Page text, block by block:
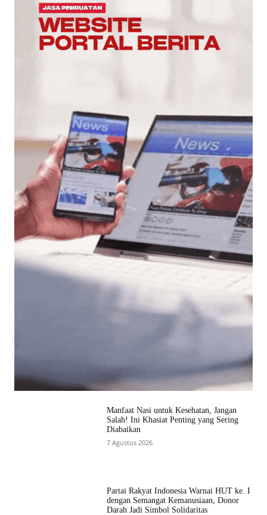
Manfaat Nasi untuk Kesehatan, Jangan
Salah! Ini Khasiat Penting yang Sering
Diabaikan
7 Agustus 2026
Partai Rakyat Indonesia Warnai HUT ke. I
dengan Semangat Kemanusiaan, Donor
Darah Jadi Simbol Solidaritas